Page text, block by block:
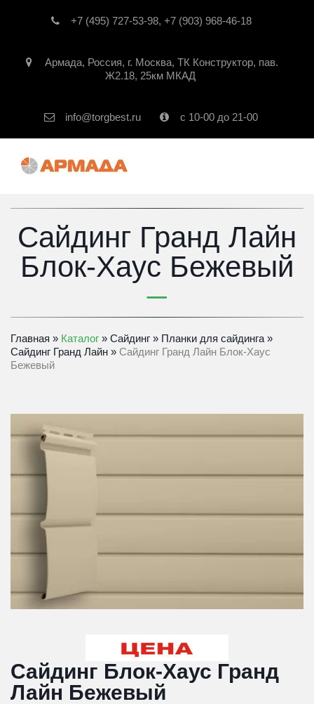
+7 (495) 727-53-98, +7 (903) 968-46-18
Армада, Россия, г. Москва, ТК Конструктор, пав.
Ж2.18, 25км МКАД
info@torgbest.ru с 10-00 до 21-00
Сайдинг Гранд Лайн
Блок-Хаус Бежевый
Главная » Каталог » Сайдинг » Планки для сайдинга
Сайдинг Гранд Лайн » Сайдинг Гранд Лайн Блок-Хаус
Бежевый
Сайдинг Блок-Хаус Гранд
Лайн Бежевый